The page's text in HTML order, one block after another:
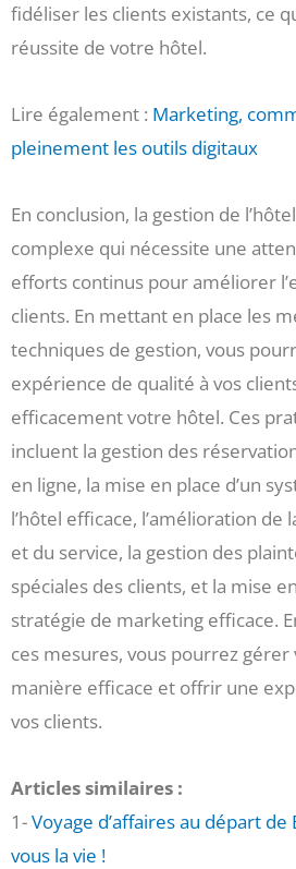
fidéliser les clients existants, ce
réussite de votre hôtel.
Lire également : Marketing,
pleinement les outils digitaux
En conclusion, la gestion de
complexe qui nécessite une
efforts continus pour améliorer
clients. En mettant en place les
techniques de gestion, vous
expérience de qualité à vos
efficacement votre hôtel. Ces
incluent la gestion des
en ligne, la mise en place d’un
l’hôtel efficace, l’amélioration de
et du service, la gestion des
spéciales des clients, et la mise
stratégie de marketing efficace.
ces mesures, vous pourrez
manière efficace et offrir une
vos clients.
Articles similaires :
1-Voyage d’affaires au départ
vous la vie !